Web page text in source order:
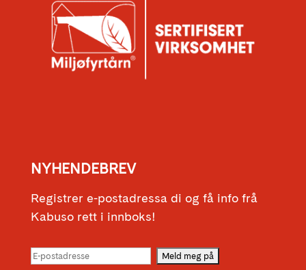
NYHENDEBREV
Registrer e-postadressa di og få info frå
Kabuso rett i innboks!